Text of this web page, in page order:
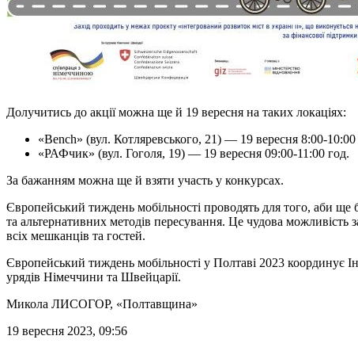
Долучитись до акції можна ще й 19 вересня на таких локаціях:
«Bench» (вул. Котляревського, 21) — 19 вересня 8:00-10:00
«РАФчик» (вул. Гоголя, 19) — 19 вересня 09:00-11:00 год.
За бажанням можна ще й взяти участь у конкурсах.
Європейський тиждень мобільності проводять для того, аби ще
та альтернативних методів пересування. Це чудова
всіх мешканців та гостей.
Європейський тиждень мобільності у Полтаві 2023 координує
урядів Німеччини та Швейцарії.
Микола ЛИСОГОР, «Полтавщина»
19 вересня 2023, 09:56